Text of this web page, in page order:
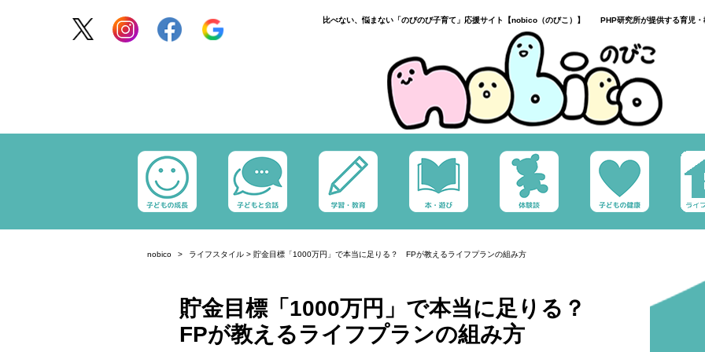
比べない、悩まない「のびのび子育て」応援サイト【nobico（のびこ）】 PHP研究所が提供する育児・
nobico ライフスタイル > 貯金目標「1000万円」で本当に足りる？ FPが教えるライフプランの組み方
貯金目標「1000万円」で本当に足りる？
FPが教えるライフプランの組み方